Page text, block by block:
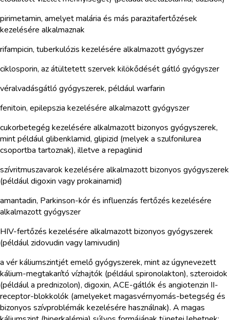
pirimetamin, amelyet malária és más parazitafertőzések
kezelésére alkalmaznak
rifampicin, tuberkulózis kezelésére alkalmazott gyógyszer
ciklosporin, az átültetett szervek kilökődését gátló gyógyszer
véralvadásgátló gyógyszerek, például warfarin
fenitoin, epilepszia kezelésére alkalmazott gyógyszer
cukorbetegég kezelésére alkalmazott bizonyos gyógyszerek,
mint például glibenklamid, glipizid (melyek a szulfonilurea
csoportba tartoznak), illetve a repaglinid
szívritmuszavarok kezelésére alkalmazott bizonyos gyógyszerek
(például digoxin vagy prokainamid)
amantadin, Parkinson-kór és influenzás fertőzés kezelésére
alkalmazott gyógyszer
HIV-fertőzés kezelésére alkalmazott bizonyos gyógyszerek
(például zidovudin vagy lamivudin)
a vér káliumszintjét emelő gyógyszerek, mint az úgynevezett
kálium-megtakarító vízhajtók (például spironolakton), szteroidok
(például a prednizolon), digoxin, ACE-gátlók és angiotenzin II-
receptor-blokkolók (amelyeket magasvérnyomás-betegség és
bizonyos szívproblémák kezelésére használnak). A magas